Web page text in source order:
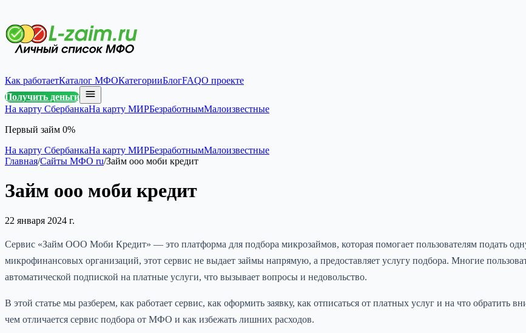
Как работаетКаталог МФОКатегорииБлогFAQО проекте
Получить деньги
На карту СбербанкаНа карту МИРБезработнымМалоизвестные
Первый займ 0%
На карту СбербанкаНа карту МИРБезработнымМалоизвестные
Главная/Сайты МФО ru/Займ ооо моби кредит
Займ ооо моби кредит
22 января 2024 г.
Сервис «Займ ООО Моби Кредит» — это платформа для подбора микрозаймов, которая помогает пользователям подать
микрофинансовых организаций, этот сервис не выдает займы напрямую, а предоставляет услугу подбора. Многие
автоматической подпиской на платные услуги, что вызывает вопросы и недовольство.
В этой статье мы разберем, как работает сервис, как оформить заявку, как отписаться от платных услуг и на что
чем отличается сервис подбора от МФО и как избежать лишних расходов.